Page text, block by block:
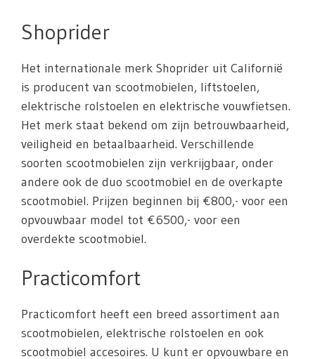
Shoprider
Het internationale merk Shoprider uit Californië
is producent van scootmobielen, liftstoelen,
elektrische rolstoelen en elektrische vouwfietsen.
Het merk staat bekend om zijn betrouwbaarheid,
veiligheid en betaalbaarheid. Verschillende
soorten scootmobielen zijn verkrijgbaar, onder
andere ook de duo scootmobiel en de overkapte
scootmobiel. Prijzen beginnen bij €800,- voor een
opvouwbaar model tot €6500,- voor een
overdekte scootmobiel.
Practicomfort
Practicomfort heeft een breed assortiment aan
scootmobielen, elektrische rolstoelen en ook
scootmobiel accesoires. U kunt er opvouwbare en